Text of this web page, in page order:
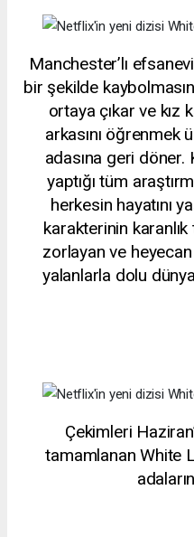
Manchester’lı
bir şekilde
ortaya çıkar ve kız
arkasını öğrenmek
adasına geri döner.
yaptığı tüm
herkesin hayatını
karakterinin
zorlayan ve
yalanlarla dolu
Çekimleri
tamamlanan White